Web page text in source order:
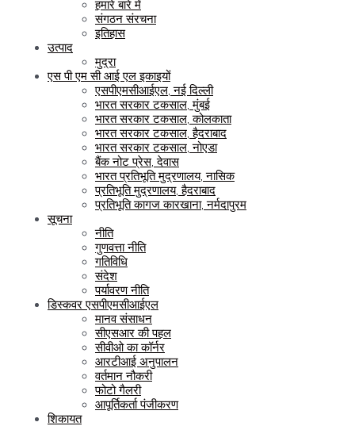
हमारे बारे में
संगठन संरचना
इतिहास
उत्पाद
मुद्रा
एस पी एम सी आई एल इकाइयों
एसपीएमसीआईएल, नई दिल्ली
भारत सरकार टकसाल, मुंबई
भारत सरकार टकसाल, कोलकाता
भारत सरकार टकसाल, हैदराबाद
भारत सरकार टकसाल, नोएडा
बैंक नोट प्रेस, देवास
भारत प्रतिभूति मुद्रणालय, नासिक
प्रतिभूति मुद्रणालय, हैदराबाद
प्रतिभूति कागज कारखाना, नर्मदापुरम
सूचना
नीति
गुणवत्ता नीति
गतिविधि
संदेश
पर्यावरण नीति
डिस्कवर एसपीएमसीआईएल
मानव संसाधन
सीएसआर की पहल
सीवीओ का कॉर्नर
आरटीआई अनुपालन
वर्तमान नौकरी
फोटो गैलरी
आपूर्तिकर्ता पंजीकरण
शिकायत